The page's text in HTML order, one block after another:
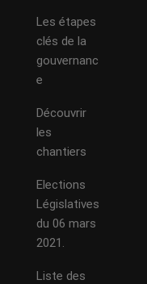
Les étapes
clés de la
gouvernanc
e
Découvrir
les
chantiers
Elections
Législatives
du 06 mars
2021.
Liste des